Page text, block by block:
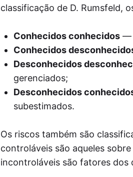
classificação de D. Rumsfeld,
Conhecidos conhecidos —
Conhecidos
Desconhecidos
gerenciados;
Desconhecidos
subestimados.
Os riscos também são
controláveis são aqueles
incontroláveis são fatores dos